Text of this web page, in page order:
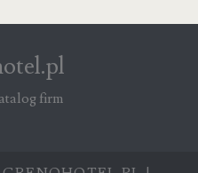
firm